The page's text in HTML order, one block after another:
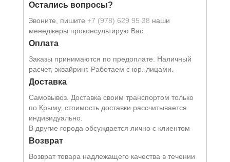
Остались вопросы?
Звоните, пишите +7 (978) 629 95 38 наши
менеджеры проконсультирую Вас.
Оплата
Заказы принимаются по предоплате. Наличный
расчет, эквайринг. Работаем с юр. лицами.
Доставка
Самовывоз. Доставка своим транспортом только
по Крыму, стоимость доставки рассчитывается
индивидуально.
В другие города обсуждается лично с клиентом
Возврат
Возврат товара надлежащего качества в течении